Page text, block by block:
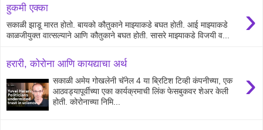
हुकमी एक्का ›
सकाळी झाडू मारत होतो. बायको कौतुकाने माझ्याकडे बघत होती. आई माझ्याकडे
काळजीयुक्त वात्सल्याने आणि कौतुकाने बघत होती. सासरे माझ्याकडे विजयी व...
हरारी, कोरोना आणि कायद्याचा अर्थ
›
सकाळी अमेय गोखलेनी चॅनेल 4 या ब्रिटिश टिव्ही कंपनीच्या, एक
आठवड्यापूर्वीच्या एका कार्यक्रमाची लिंक फेसबुकवर शेअर केली
होती. कोरोनाच्या निमि...